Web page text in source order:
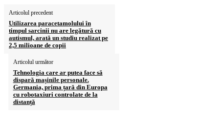
Articolul precedent
Utilizarea paracetamolului în
timpul sarcinii nu are legătură cu
autismul, arată un studiu realizat pe
2,5 milioane de copii
Articolul următor
Tehnologia care ar putea face să
dispară mașinile personale.
Germania, prima țară din Europa
cu robotaxiuri controlate de la
distanță